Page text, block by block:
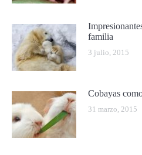
familia
3 julio, 2015
Cobayas
31 marzo, 2015